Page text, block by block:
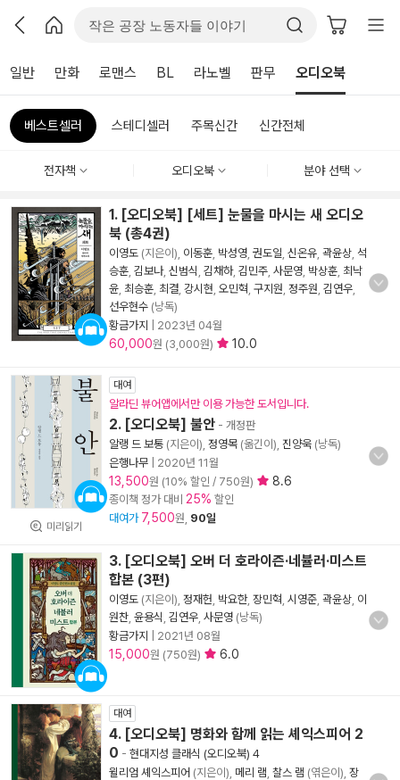
일반 만화 로맨스 BL 라노벨 판무 오디오북
베스트셀러 스테디셀러 주목신간 신간전체
전자책 오디오북 분야 선택
1. [오디오북] [세트] 눈물을 마시는 새 오디오
북 (총4권)
이영도 (지은이), 이동훈 박성영 권도일 신온유 곽윤상 석
승훈 김보나, 신범식 김채하, 김민주 사문영 박상훈 최낙
윤 최승훈 최결 강시현 오민혁 구지원 정주원 김연우
선우현수 (낭독)
황금가지
2023년 04월
60,000원 (3,000원) 10.0
미리읽기
대여
알라딘 뷰어앱에서만 이용 가능한 도서입니다.
2. [오디오북] 불안 - 개정판
알랭 드 보통 (지은이), 정영목 (옮긴이), 진양욱 (낭독)
은행나무
2020년 11월
13,500원 (10% 할인 / 750원) 8.6
종이책 정가 대비 25% 할인
대여가 7,500원, 90일
3. [오디오북] 오버 더 호라이즌·네뷸러·미스트
합본 (3편)
이영도 (지은이), 정재헌 박요한, 장민혁 시영준 곽윤상 이
원찬 윤용식 김연우 사문영 (낭독)
황금가지
2021년 08월
15,000원 (750원) 6.0
대여
4. [오디오북] 명화와 함께 읽는 셰익스피어 2
0 - 현대지성 클래식 (오디오북) 4
윌리엄 셰익스피어 (지은이), 메리 램 찰스 램 (엮은이), 장